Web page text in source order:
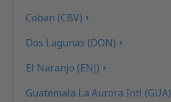
Coban (CBV)
Dos Lagunas (DON)
El Naranjo (ENJ)
Guatemala La Aurora Intl (GUA)